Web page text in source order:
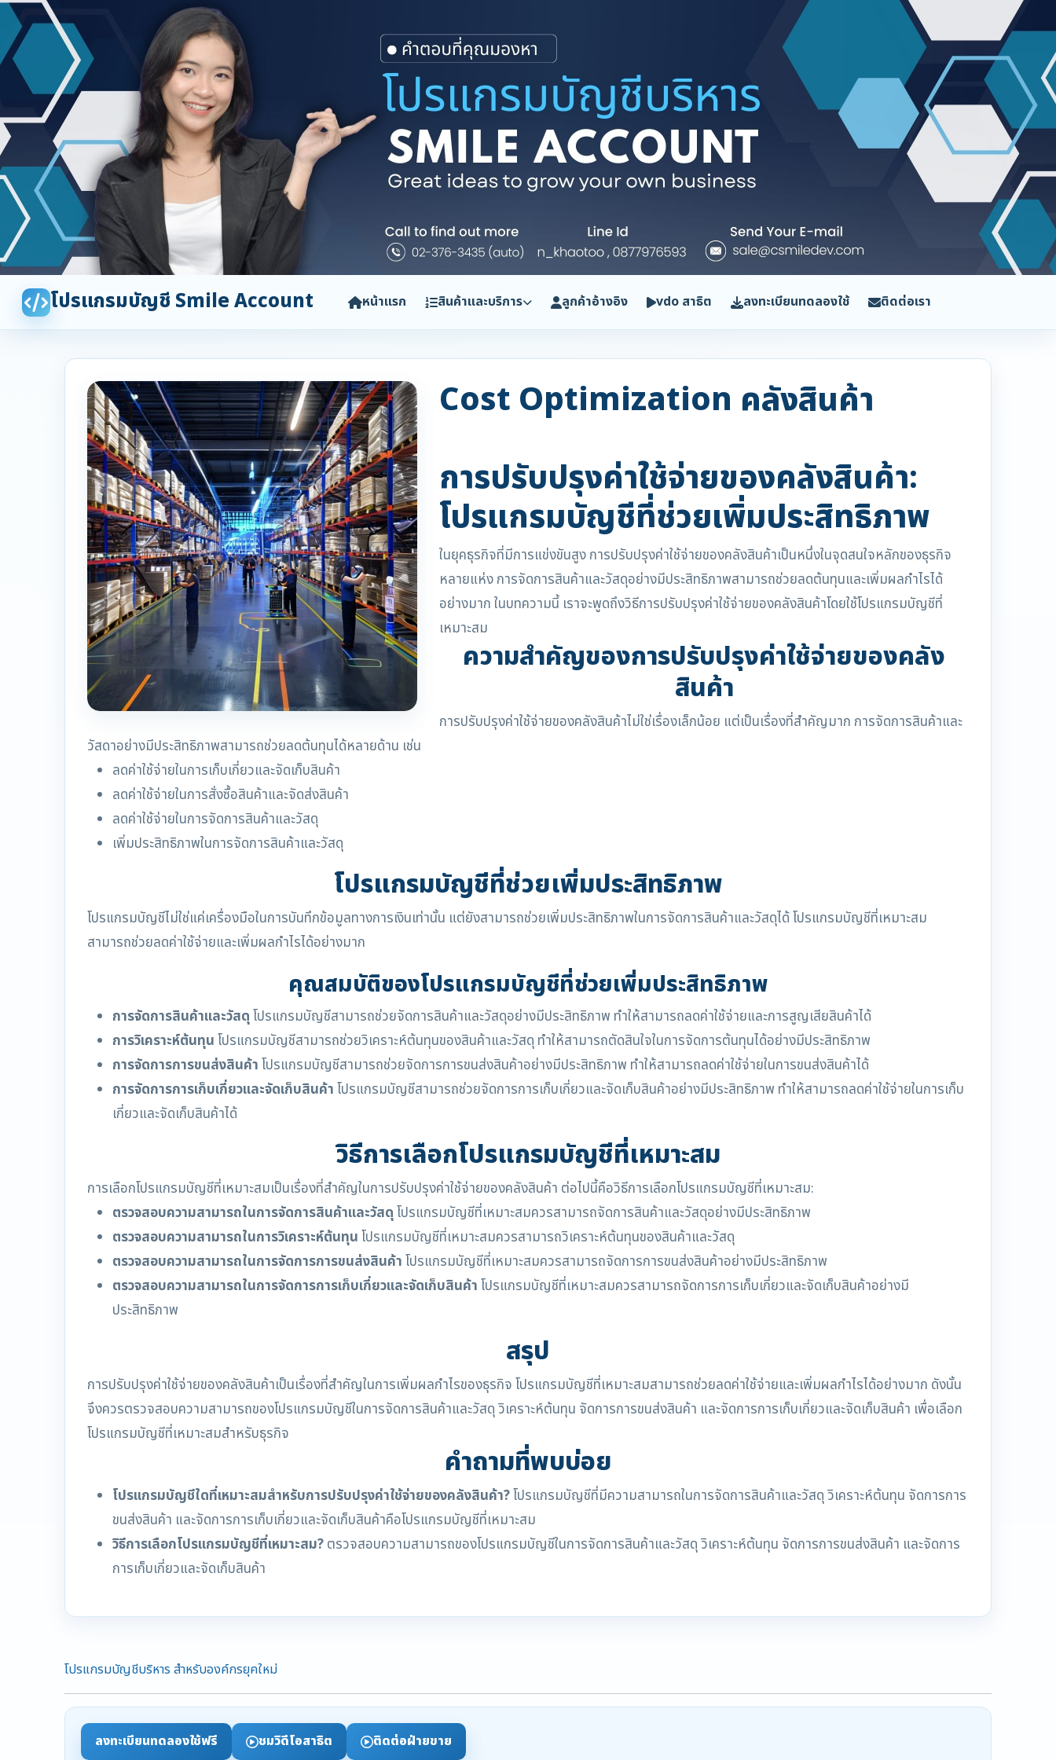
โปรแกรมบัญชี Smile Account หน้าแรก สินค้าและบริการ ลูกค้าอ้างอิง vdo สาธิต ลงทะเบียนทดลองใช้ ติดต่อเรา
Cost Optimization คลังสินค้า
การปรับปรุงค่าใช้จ่ายของคลังสินค้า:
โปรแกรมบัญชีที่ช่วยเพิ่มประสิทธิภาพ
ในยุคธุรกิจที่มีการแข่งขันสูง การปรับปรุงค่าใช้จ่ายของคลังสินค้าเป็นหนึ่งในจุดสนใจหลักของธุรกิจ
หลายแห่ง การจัดการสินค้าและวัสดุอย่างมีประสิทธิภาพสามารถช่วยลดต้นทุนและเพิ่มผลกำไรได้
อย่างมาก ในบทความนี้ เราจะพูดถึงวิธีการปรับปรุงค่าใช้จ่ายของคลังสินค้าโดยใช้โปรแกรมบัญชีที่
เหมาะสม
ความสำคัญของการปรับปรุงค่าใช้จ่ายของคลัง
สินค้า
การปรับปรุงค่าใช้จ่ายของคลังสินค้าไม่ใช่เรื่องเล็กน้อย แต่เป็นเรื่องที่สำคัญมาก การจัดการสินค้าและ
วัสดาอย่างมีประสิทธิภาพสามารถช่วยลดต้นทุนได้หลายด้าน เช่น
ลดค่าใช้จ่ายในการเก็บเกี่ยวและจัดเก็บสินค้า
ลดค่าใช้จ่ายในการสั่งซื้อสินค้าและจัดส่งสินค้า
ลดค่าใช้จ่ายในการจัดการสินค้าและวัสดุ
เพิ่มประสิทธิภาพในการจัดการสินค้าและวัสดุ
โปรแกรมบัญชีที่ช่วยเพิ่มประสิทธิภาพ
โปรแกรมบัญชีไม่ใช่แค่เครื่องมือในการบันทึกข้อมูลทางการเงินเท่านั้น แต่ยังสามารถช่วยเพิ่มประสิทธิภาพในการจัดการสินค้าและวัสดุได้ โปรแกรมบัญชีที่เหมาะสม
สามารถช่วยลดค่าใช้จ่ายและเพิ่มผลกำไรได้อย่างมาก
คุณสมบัติของโปรแกรมบัญชีที่ช่วยเพิ่มประสิทธิภาพ
การจัดการสินค้าและวัสดุโปรแกรมบัญชีสามารถช่วยจัดการสินค้าและวัสดุอย่างมีประสิทธิภาพ ทำให้สามารถลดค่าใช้จ่ายและการสูญเสียสินค้าได้
การวิเคราะห์ต้นทุนโปรแกรมบัญชีสามารถช่วยวิเคราะห์ต้นทุนของสินค้าและวัสดุ ทำให้สามารถตัดสินใจในการจัดการต้นทุนได้อย่างมีประสิทธิภาพ
การจัดการการขนส่งสินค้าโปรแกรมบัญชีสามารถช่วยจัดการการขนส่งสินค้าอย่างมีประสิทธิภาพ ทำให้สามารถลดค่าใช้จ่ายในการขนส่งสินค้าได้
การจัดการการเก็บเกี่ยวและจัดเก็บสินค้าโปรแกรมบัญชีสามารถช่วยจัดการการเก็บเกี่ยวและจัดเก็บสินค้าอย่างมีประสิทธิภาพ ทำให้สามารถลดค่าใช้จ่ายในการเก็บ
เกี่ยวและจัดเก็บสินค้าได้
วิธีการเลือกโปรแกรมบัญชีที่เหมาะสม
การเลือกโปรแกรมบัญชีที่เหมาะสมเป็นเรื่องที่สำคัญในการปรับปรุงค่าใช้จ่ายของคลังสินค้า ต่อไปนี้คือวิธีการเลือกโปรแกรมบัญชีที่เหมาะสม:
ตรวจสอบความสามารถในการจัดการสินค้าและวัสดุโปรแกรมบัญชีที่เหมาะสมควรสามารถจัดการสินค้าและวัสดุอย่างมีประสิทธิภาพ
ตรวจสอบความสามารถในการวิเคราะห์ต้นทุนโปรแกรมบัญชีที่เหมาะสมควรสามารถวิเคราะห์ต้นทุนของสินค้าและวัสดุ
ตรวจสอบความสามารถในการจัดการการขนส่งสินค้าโปรแกรมบัญชีที่เหมาะสมควรสามารถจัดการการขนส่งสินค้าอย่างมีประสิทธิภาพ
ตรวจสอบความสามารถในการจัดการการเก็บเกี่ยวและจัดเก็บสินค้าโปรแกรมบัญชีที่เหมาะสมควรสามารถจัดการการเก็บเกี่ยวและจัดเก็บสินค้าอย่างมี
ประสิทธิภาพ
สรุป
การปรับปรุงค่าใช้จ่ายของคลังสินค้าเป็นเรื่องที่สำคัญในการเพิ่มผลกำไรของธุรกิจ โปรแกรมบัญชีที่เหมาะสมสามารถช่วยลดค่าใช้จ่ายและเพิ่มผลกำไรได้อย่างมาก ดังนั้น
จึงควรตรวจสอบความสามารถของโปรแกรมบัญชีในการจัดการสินค้าและวัสดุ วิเคราะห์ต้นทุน จัดการการขนส่งสินค้า และจัดการการเก็บเกี่ยวและจัดเก็บสินค้า เพื่อเลือก
โปรแกรมบัญชีที่เหมาะสมสำหรับธุรกิจ
คำถามที่พบบ่อย
โปรแกรมบัญชีใดที่เหมาะสมสำหรับการปรับปรุงค่าใช้จ่ายของคลังสินค้า?โปรแกรมบัญชีที่มีความสามารถในการจัดการสินค้าและวัสดุ วิเคราะห์ต้นทุน จัดการการ
ขนส่งสินค้า และจัดการการเก็บเกี่ยวและจัดเก็บสินค้าคือโปรแกรมบัญชีที่เหมาะสม
วิธีการเลือกโปรแกรมบัญชีที่เหมาะสม?ตรวจสอบความสามารถของโปรแกรมบัญชีในการจัดการสินค้าและวัสดุ วิเคราะห์ต้นทุน จัดการการขนส่งสินค้า และจัดการ
การเก็บเกี่ยวและจัดเก็บสินค้า
โปรแกรมบัญชีบริหาร สำหรับองค์กรยุคใหม่
ลงทะเบียนทดลองใช้ฟรี ชมวิดีโอสาธิต ติดต่อฝ่ายขาย